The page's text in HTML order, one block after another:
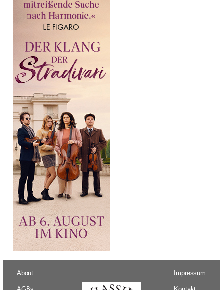
About Impressum